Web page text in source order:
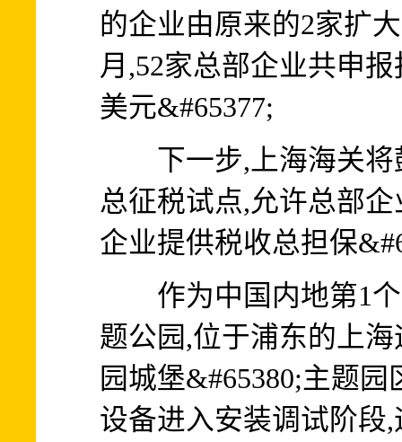
的企业由原来的2家扩
月,52家总部企业共申
美元&#65377;
下一步,上海海关将
总征税试点,允许总部
企业提供税收总担保
作为中国内地第1个
题公园,位于浦东的上
园城堡&#65380;主题
设备进入安装调试阶段